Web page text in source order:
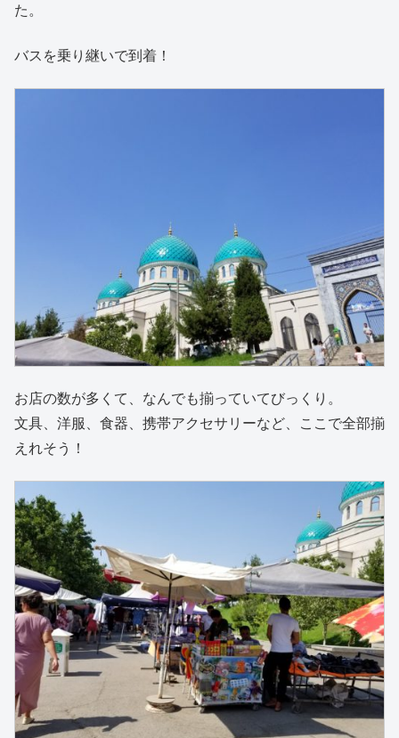
た。
バスを乗り継いで到着！
お店の数が多くて、なんでも揃っていてびっくり。
文具、洋服、食器、携帯アクセサリーなど、ここで全部揃
えれそう！